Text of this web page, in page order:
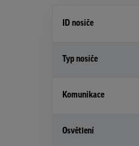
ID nosiče
Typ nosiče
Komunikace
Osvětlení